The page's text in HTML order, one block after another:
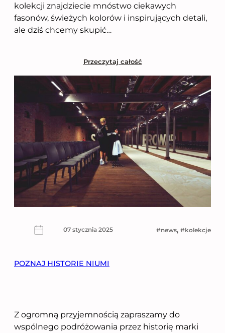
kolekcji znajdziecie mnóstwo ciekawych
fasonów, świeżych kolorów i inspirujących detali,
ale dziś chcemy skupić…
Przeczytaj całość
07 stycznia 2025 news, kolekcje
POZNAJ HISTORIE NIUMI
Z ogromną przyjemnością zapraszamy do
wspólnego podróżowania przez historię marki